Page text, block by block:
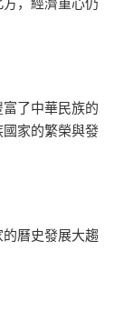
了中華民族的
家的繁榮與發
曆史發展大趨